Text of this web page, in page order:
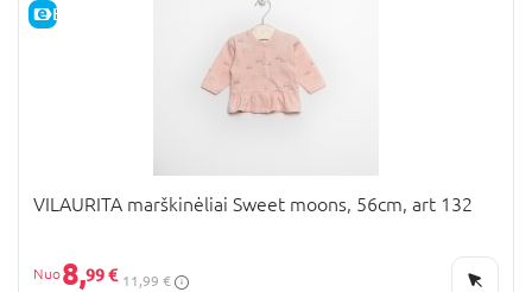
E-KAINA
VILAURITA marškinėliai Sweet moons, 56cm, art 132
8,99 € 11,99 €